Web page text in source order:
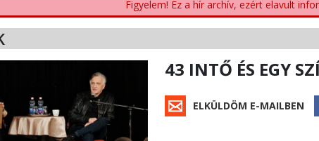
Figyelem! Ez a hír archív, ezért elavult
43 INTŐ ÉS EGY
ELKÜLDÖM E-MAILBEN